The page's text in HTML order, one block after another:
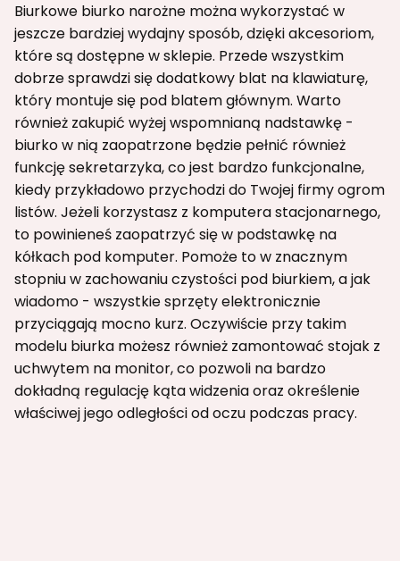
Biurkowe biurko narożne można wykorzystać w
jeszcze bardziej wydajny sposób, dzięki akcesoriom,
które są dostępne w sklepie. Przede wszystkim
dobrze sprawdzi się dodatkowy blat na klawiaturę,
który montuje się pod blatem głównym. Warto
również zakupić wyżej wspomnianą nadstawkę -
biurko w nią zaopatrzone będzie pełnić również
funkcję sekretarzyka, co jest bardzo funkcjonalne,
kiedy przykładowo przychodzi do Twojej firmy ogrom
listów. Jeżeli korzystasz z komputera stacjonarnego,
to powinieneś zaopatrzyć się w podstawkę na
kółkach pod komputer. Pomoże to w znacznym
stopniu w zachowaniu czystości pod biurkiem, a jak
wiadomo - wszystkie sprzęty elektronicznie
przyciągają mocno kurz. Oczywiście przy takim
modelu biurka możesz również zamontować stojak z
uchwytem na monitor, co pozwoli na bardzo
dokładną regulację kąta widzenia oraz określenie
właściwej jego odległości od oczu podczas pracy.